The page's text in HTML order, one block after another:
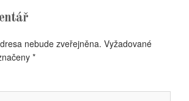
nebude zveřejněna. Vyžadované
*